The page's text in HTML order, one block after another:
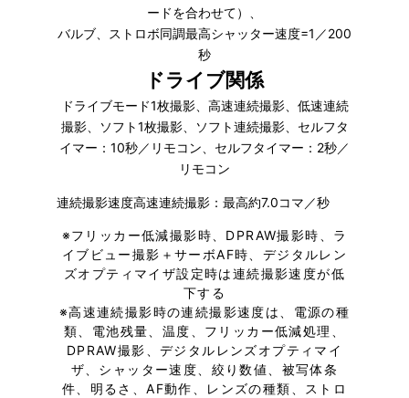
ードを合わせて）、
バルブ、ストロボ同調最高シャッター速度=1／200
秒
ドライブ関係
ドライブモード1枚撮影、高速連続撮影、低速連続
撮影、ソフト1枚撮影、ソフト連続撮影、セルフタ
イマー：10秒／リモコン、セルフタイマー：2秒／
リモコン
連続撮影速度高速連続撮影：最高約7.0コマ／秒
※フリッカー低減撮影時、DPRAW撮影時、ラ
イブビュー撮影＋サーボAF時、デジタルレン
ズオプティマイザ設定時は連続撮影速度が低
下する
※高速連続撮影時の連続撮影速度は、電源の種
類、電池残量、温度、フリッカー低減処理、
DPRAW撮影、デジタルレンズオプティマイ
ザ、シャッター速度、絞り数値、被写体条
件、明るさ、AF動作、レンズの種類、ストロ